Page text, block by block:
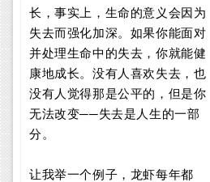
长，事实上，生命的意义会因为
失去而强化加深。如果你能面对
并处理生命中的失去，你就能健
康地成长。没有人喜欢失去，也
没有人觉得那是公平的，但是你
无法改变──失去是人生的一部
分。
让我举一个例子，龙虾每年都